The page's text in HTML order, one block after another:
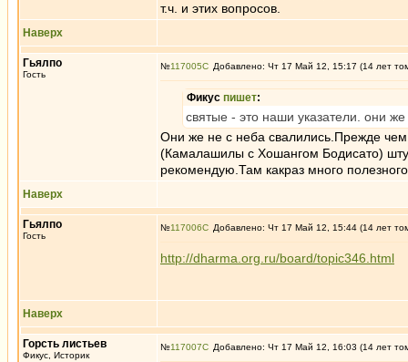
т.ч. и этих вопросов.
Наверх
Гьялпо
Гость
№117005 Добавлено: Чт 17 Май 12, 15:17 (14 лет
Фикус пишет:
святые - это наши указатели. они
Они же не с неба свалились.Прежде чем
(Камалашилы с Хошангом Бодисато)
рекомендую.Там какраз много
Наверх
Гьялпо
Гость
№117006 Добавлено: Чт 17 Май 12, 15:44 (14 лет
http://dharma.org.ru/board/topic346.html
Наверх
Горсть листьев
Фикус, Историк
№117007 Добавлено: Чт 17 Май 12, 16:03 (14 лет